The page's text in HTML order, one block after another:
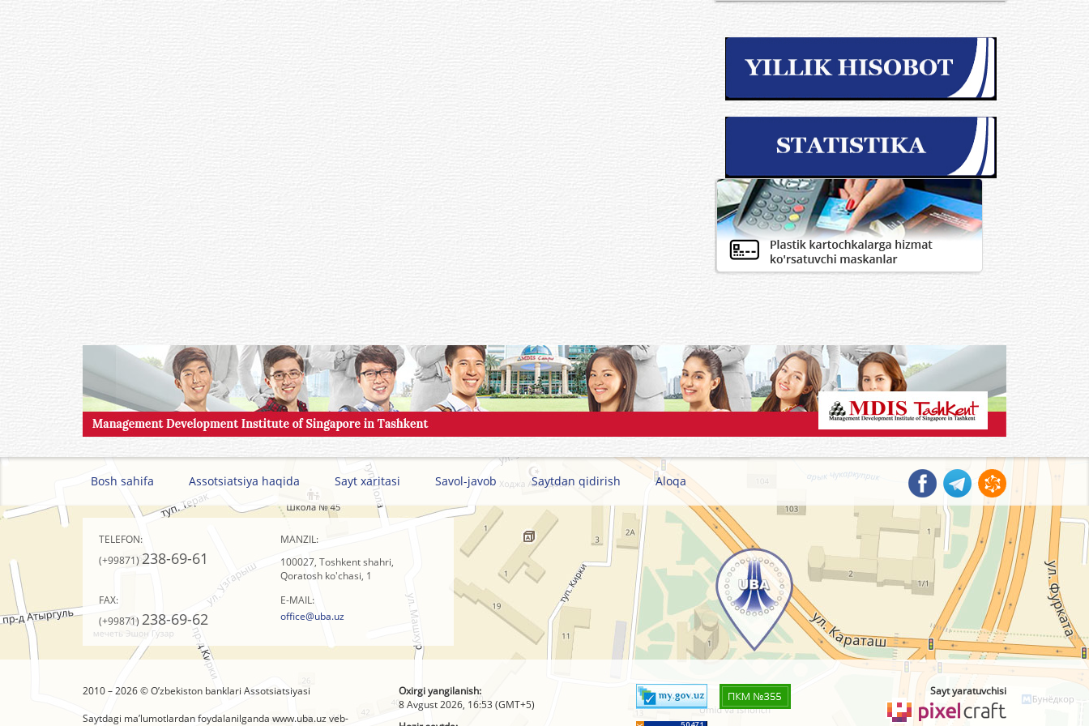
Bosh sahifa Assotsiatsiya haqida Sayt xaritasi Savol-javob Saytdan qidirish Aloqa
TELEFON:
(+99871)238-69-61
MANZIL:
100027, Toshkent shahri,
Qoratosh ko'chasi, 1
FAX:
(+99871) 238-69-62
E-MAIL:
office@uba.uz
2010 – 2026 © O’zbеkistоn banklari Assоtsiatsiyasi
Saytdagi ma’lumotlardan foydalanilgandawww.uba.uz veb-
Oxirgi yangilanish:
8 Avgust 2026, 16:53 (GMT+5)
Sayt yaratuvchisi